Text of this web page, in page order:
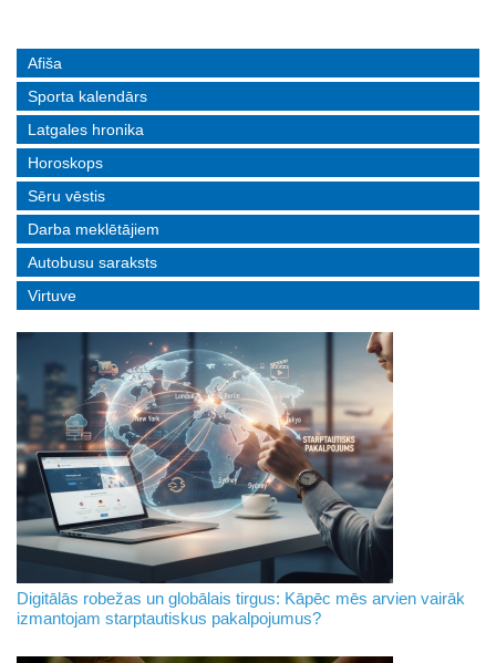
Afiša
Sporta kalendārs
Latgales hronika
Horoskops
Sēru vēstis
Darba meklētājiem
Autobusu saraksts
Virtuve
Digitālās robežas un globālais tirgus: Kāpēc mēs arvien vairāk
izmantojam starptautiskus pakalpojumus?